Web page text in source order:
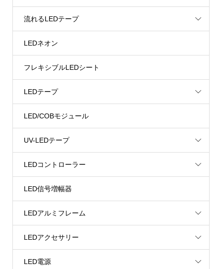
流れるLEDテープ
LEDネオン
フレキシブルLEDシート
LEDテープ
LED/COBモジュール
UV-LEDテープ
LEDコントローラー
LED信号増幅器
LEDアルミフレーム
LEDアクセサリー
LED電源